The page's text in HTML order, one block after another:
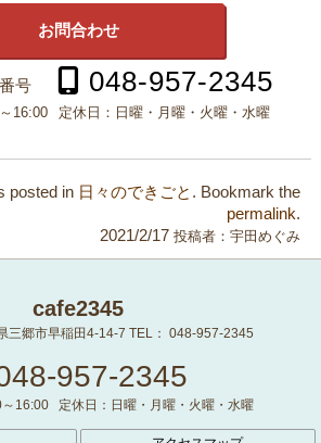
お問合わせ
号 048-957-2345
16:00 定休日： 日曜・月曜・火曜・水曜
posted in 日々のできごと . Bookmark the
permalink.
2021/2/17 投稿者：宇田めぐみ
cafe2345
三郷市早稲田4-14-7 TEL： 048-957-2345
957-2345
16:00 定休日： 日曜・月曜・火曜・水曜